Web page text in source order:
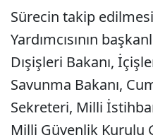
Sürecin takip
Yardımcısının
Dışişleri Bakanı,
Savunma Bakanı,
Sekreteri, Milli
Milli Güvenlik Kurulu